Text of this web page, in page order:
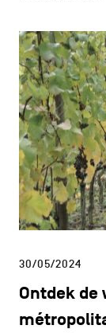
30/05/2024
Ontdek